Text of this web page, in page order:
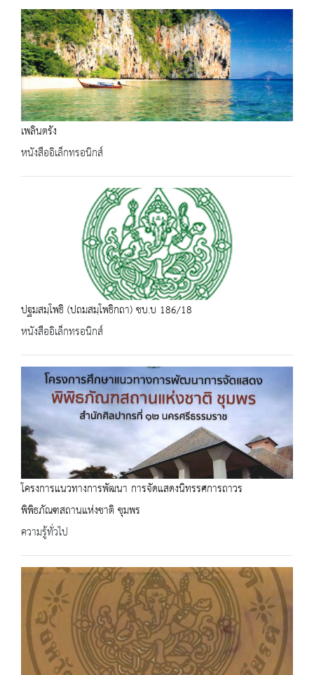
เพลินตรัง
หนังสืออิเล็กทรอนิกส์
ปฐมสมฺโพธิ (ปถมสมฺโพธิกถา) ชบ.บ 186/18
หนังสืออิเล็กทรอนิกส์
โครงการแนวทางการพัฒนา การจัดแสดงนิทรรศการถาวร
พิพิธภัณฑสถานแห่งชาติ ชุมพร
ความรู้ทั่วไป